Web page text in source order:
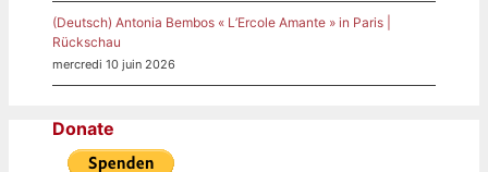
(Deutsch) Antonia Bembos « L’Ercole Amante » in Paris |
Rückschau
mercredi 10 juin 2026
Donate